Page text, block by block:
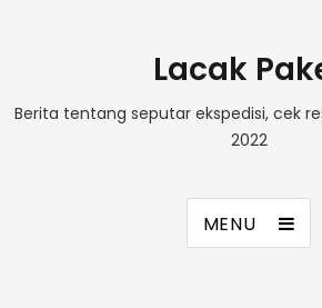
Lacak
Berita tentang seputar ekspedisi, cek
2022
MENU